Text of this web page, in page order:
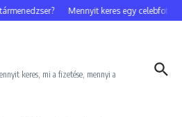
Mennyit keres egy celebfotós?
keres, mi a fizetése, mennyi a